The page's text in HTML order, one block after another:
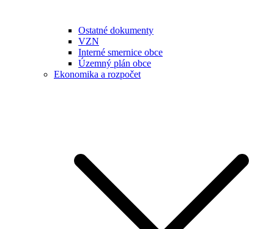
Ostatné dokumenty
VZN
Interné smernice obce
Územný plán obce
Ekonomika a rozpočet